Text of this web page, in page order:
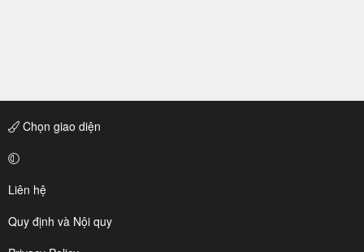
Chọn giao diện
Liên hệ
Quy định và Nội quy